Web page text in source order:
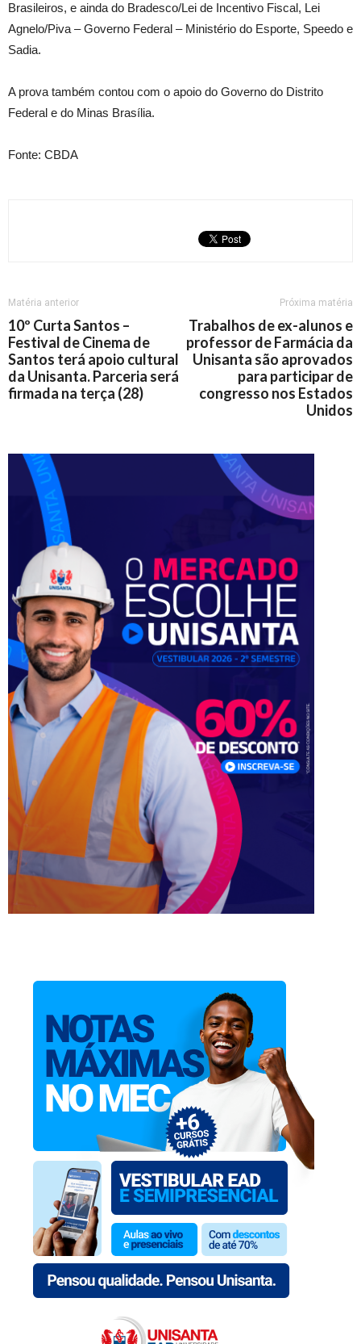
Brasileiros, e ainda do Bradesco/Lei de Incentivo Fiscal, Lei
Agnelo/Piva – Governo Federal – Ministério do Esporte, Speedo e
Sadia.
A prova também contou com o apoio do Governo do Distrito
Federal e do Minas Brasília.
Fonte: CBDA
Matéria anterior
10º Curta Santos –
Festival de Cinema de
Santos terá apoio cultural
da Unisanta. Parceria será
firmada na terça (28)
Próxima matéria
Trabalhos de ex-alunos e
professor de Farmácia da
Unisanta são aprovados
para participar de
congresso nos Estados
Unidos